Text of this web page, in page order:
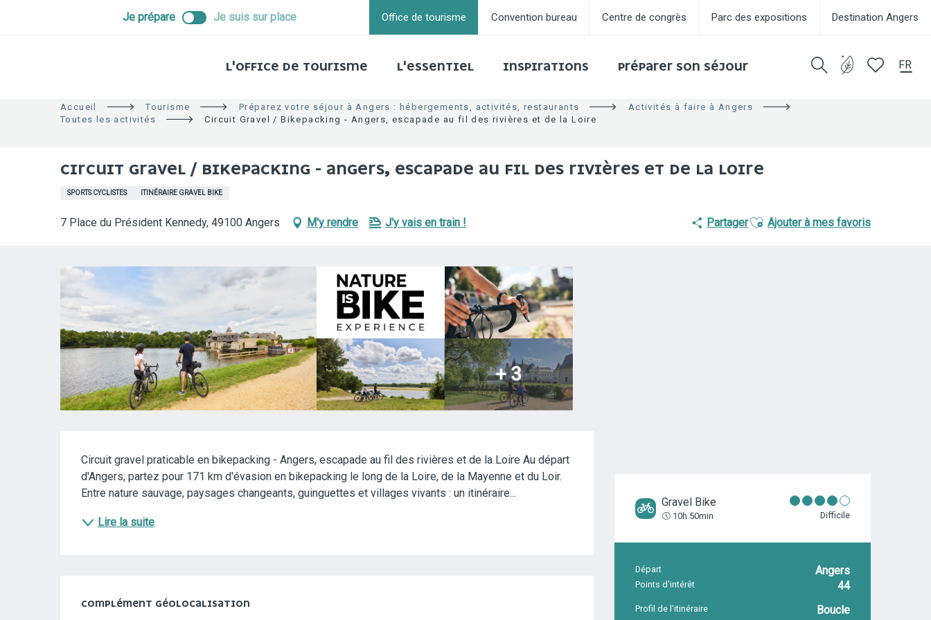
FR
Je prépare Je suis sur place Office de tourisme Convention bureau Centre de congrès Parc des expositions Destination Angers
L'OFFICE DE TOURISME L'ESSENTIEL INSPIRATIONS PRÉPARER SON SÉJOUR
Accueil Tourisme Préparez votre séjour à Angers : hébergements, activités, restaurants
Activités à faire à Angers
Toutes les activités
Circuit Gravel / Bikepacking - Angers, escapade au fil des rivières et de la Loire
CIRCUIT GRAVEL / BIKEPACKING - ANGERS, ESCAPADE AU FIL DES RIVIÈRES ET DE LA LOIRE
SPORTS CYCLISTES ITINÉRAIRE GRAVEL BIKE
7 Place du Président Kennedy, 49100 Angers M'y rendre J'y vais en train ! PartagerAjouter aux favoris
Ajouter à mes favoris
Gravel Bike
10h 50min Difficile
INFORMATIONS PRATIQUES
Départ Angers
Points d'intérêt 44
Profil de l’itinéraire Boucle
+ 3
Circuit gravel praticable en bikepacking - Angers, escapade au fil des rivières et de la Loire Au départ
d'Angers, partez pour 171 km d'évasion en bikepacking le long de la Loire, de la Mayenne et du Loir.
Entre nature sauvage, paysages changeants, guinguettes et villages vivants : un itinéraire...
Lire la suite
COMPLÉMENT GÉOLOCALISATION
COMPLÉMENT GÉOLOCALISATION